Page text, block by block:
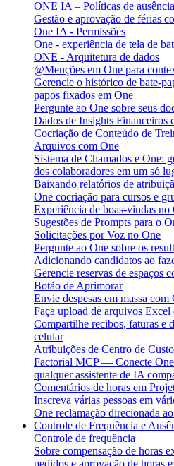
ONE IA – Políticas de
Gestão e aprovação de férias
One IA - Permissões
One - experiência de tela de
ONE - Arquitetura de dados
@Menções em One para
Gerencie o histórico de bate-
papos fixados em One
Pergunte ao One sobre seus
Dados de Insights Financeiros
Cocriação de Conteúdo de
Arquivos com One
Sistema de Chamados e One:
dos colaboradores em um só
Baixando relatórios de
One cocriação para cursos e
Experiência de boas-vindas no
Sugestões de Prompts para o
Solicitações por Voz no One
Pergunte ao One sobre os
Adicionando candidatos ao
Gerencie reservas de espaços
Botão de Aprimorar
Envie despesas em massa com
Faça upload de arquivos
Compartilhe recibos, faturas e
celular
Atribuições de Centro de
Factorial MCP — Conecte
qualquer assistente de IA
Comentários de horas em
Inscreva várias pessoas em
One reclamação direcionada
Controle de Frequência e
Controle de frequência
Sobre compensação de horas
pedidos e aprovação de horas